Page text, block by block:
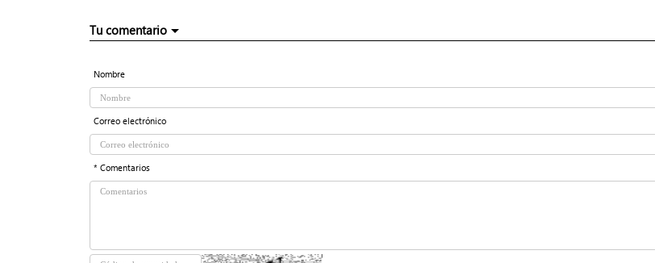
Tu comentario
Nombre
Correo electrónico
* Comentarios